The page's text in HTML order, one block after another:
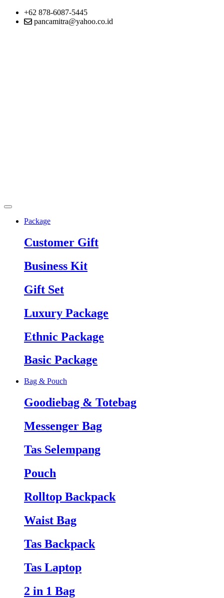
+62 878-6087-5445
pancamitra@yahoo.co.id
Package
Customer Gift
Business Kit
Gift Set
Luxury Package
Ethnic Package
Basic Package
Bag & Pouch
Goodiebag & Totebag
Messenger Bag
Tas Selempang
Pouch
Rolltop Backpack
Waist Bag
Tas Backpack
Tas Laptop
2 in 1 Bag